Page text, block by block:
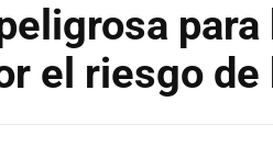
el riesgo